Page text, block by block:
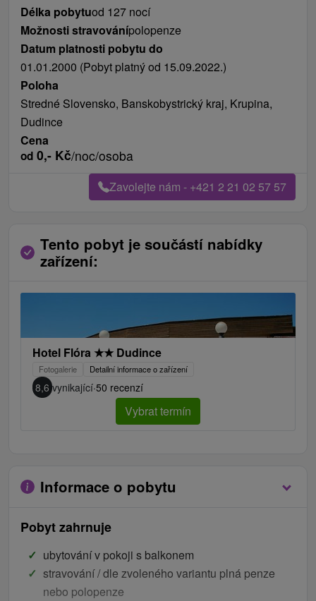
Délka pobytuod 127 nocí
Možnosti stravovánípolopenze
Datum platnosti pobytu do
01.01.2000 (Pobyt platný od 15.09.2022.)
Poloha
Stredné Slovensko, Banskobystrický kraj, Krupina,
Dudince
Cena
od 0,- Kč/noc/osoba
Zavolejte nám - +421 2 21 02 57 57
Tento pobyt je součástí nabídky
zařízení:
Hotel Flóra ★★ Dudince
Fotogalerie Detailní informace o zařízení
8,6 vynikající·50 recenzí
Vybrat termín
Informace o pobytu
Pobyt zahrnuje
ubytování v pokoji s balkonem
stravování / dle zvoleného variantu plná penze
nebo polopenze